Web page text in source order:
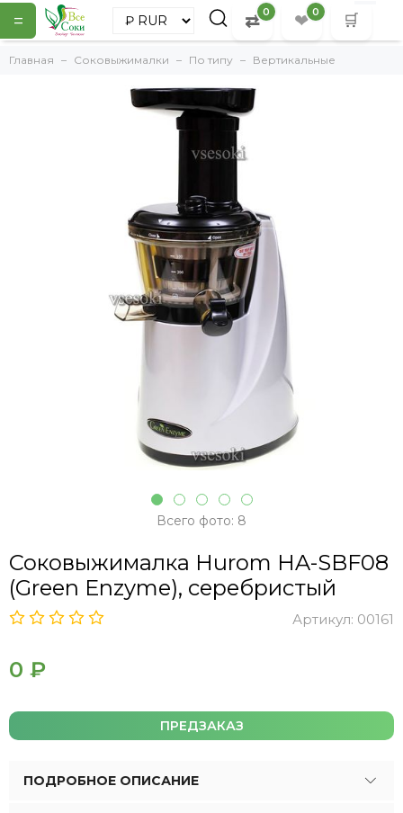
= ⇄ 0 ❤ 0 🛒
Главная Соковыжималки По типу Вертикальные
Всего фото: 8
Соковыжималка Hurom HA-SBF08
(Green Enzyme), серебристый
Артикул: 00161
0 ₽
ПРЕДЗАКАЗ
ПОДРОБНОЕ ОПИСАНИЕ